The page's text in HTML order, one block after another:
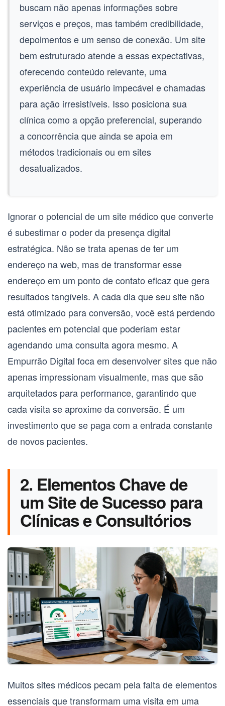
buscam não apenas informações sobre
serviços e preços, mas também credibilidade,
depoimentos e um senso de conexão. Um site
bem estruturado atende a essas expectativas,
oferecendo conteúdo relevante, uma
experiência de usuário impecável e chamadas
para ação irresistíveis. Isso posiciona sua
clínica como a opção preferencial, superando
a concorrência que ainda se apoia em
métodos tradicionais ou em sites
desatualizados.
Ignorar o potencial de um site médico que converte
é subestimar o poder da presença digital
estratégica. Não se trata apenas de ter um
endereço na web, mas de transformar esse
endereço em um ponto de contato eficaz que gera
resultados tangíveis. A cada dia que seu site não
está otimizado para conversão, você está perdendo
pacientes em potencial que poderiam estar
agendando uma consulta agora mesmo. A
Empurrão Digital foca em desenvolver sites que não
apenas impressionam visualmente, mas que são
arquitetados para performance, garantindo que
cada visita se aproxime da conversão. É um
investimento que se paga com a entrada constante
de novos pacientes.
2. Elementos Chave de
um Site de Sucesso para
Clínicas e Consultórios
Muitos sites médicos pecam pela falta de elementos
essenciais que transformam uma visita em uma